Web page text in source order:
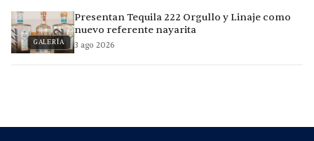
GALERÍA
Presentan Tequila 222 Orgullo y Linaje como
nuevo referente nayarita
3 ago 2026